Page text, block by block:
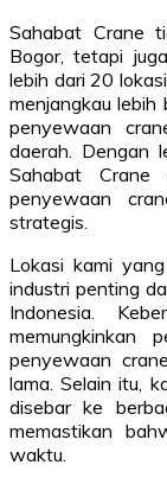
Sahabat Crane
Bogor, tetapi
lebih dari 20
menjangkau lebih
penyewaan
daerah. Dengan
Sahabat Crane
penyewaan
strategis.
Lokasi kami
industri penting
Indonesia.
memungkinkan
penyewaan
lama. Selain itu,
disebar ke
memastikan
waktu.